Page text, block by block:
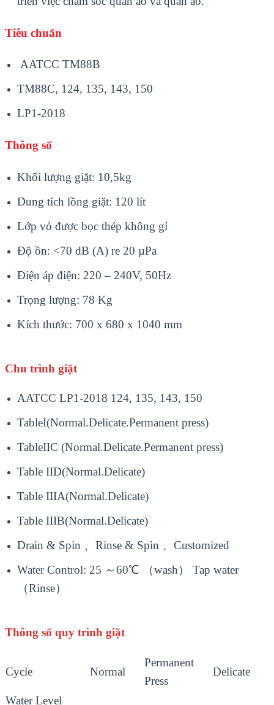
Tiêu chuẩn
AATCC TM88B
TM88C, 124, 135, 143, 150
LP1-2018
Thông số
Khối lượng giặt: 10,5kg
Dung tích lồng giặt: 120 lít
Lớp vỏ được bọc thép không gỉ
Độ ồn: <70 dB (A) re 20 µPa
Điện áp điện: 220 – 240V, 50Hz
Trọng lượng: 78 Kg
Kích thước: 700 x 680 x 1040 mm
Chu trình giặt
AATCC LP1-2018 124, 135, 143, 150
TableI(Normal.Delicate.Permanent press)
TableIIC (Normal.Delicate.Permanent press)
Table IID(Normal.Delicate)
Table IIIA(Normal.Delicate)
Table IIIB(Normal.Delicate)
Drain & Spin 、Rinse & Spin 、Customized
Water Control: 25 ～60℃ （wash） Tap water
（Rinse）
Thông số quy trình giặt
Cycle Normal
Permanent
Press
Delicate
Water Level